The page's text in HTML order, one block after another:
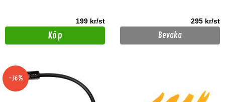
199 kr/st
Köp
295 kr/st
Bevaka
-36%